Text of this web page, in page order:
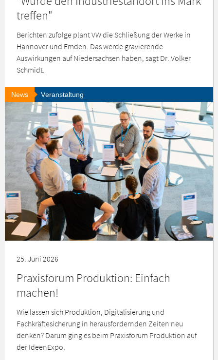
treffen"
Berichten zufolge plant VW die Schließung der Werke in
Hannover und Emden. Das werde gravierende
Auswirkungen auf Niedersachsen haben, sagt Dr. Volker
Schmidt.
News Veranstaltung
25. Juni 2026
Praxisforum Produktion: Einfach
machen!
Wie lassen sich Produktion, Digitalisierung und
Fachkräftesicherung in herausfordernden Zeiten neu
denken? Darum ging es beim Praxisforum Produktion auf
der IdeenExpo.